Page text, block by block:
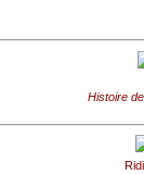
Histoire